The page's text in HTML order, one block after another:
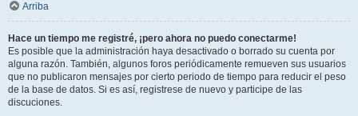
Arriba
Hace un tiempo me registré, ¡pero ahora no puedo conectarme!
Es posible que la administración haya desactivado o borrado su cuenta por
alguna razón. También, algunos foros periódicamente remueven sus usuarios
que no publicaron mensajes por cierto periodo de tiempo para reducir el peso
de la base de datos. Si es así, registrese de nuevo y participe de las
discuciones.